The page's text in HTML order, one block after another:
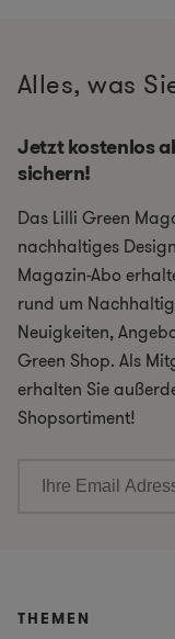
Alles, was
Jetzt kostenlos
sichern!
Das Lilli Green
nachhaltiges
Magazin-Abo
rund um
Neuigkeiten,
Green Shop. Als
erhalten Sie
Shopsortiment!
THEMEN